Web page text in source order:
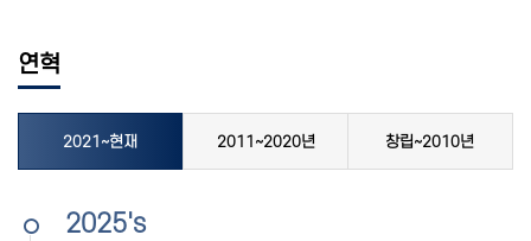
연혁
2021~현재 2011~2020년 창립~2010년
2025's